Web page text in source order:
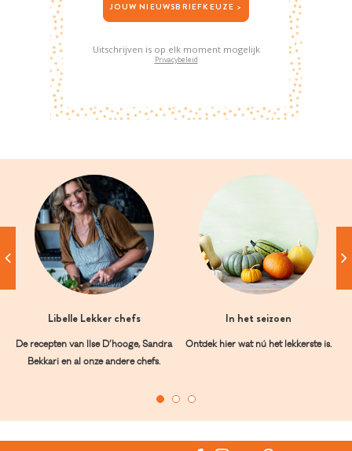
JOUW NIEUWSBRIEFKEUZE >
Uitschrijven is op elk moment mogelijk
Privacybeleid
Libelle Lekker chefs
De recepten van Ilse D’hooge, Sandra
Bekkari en al onze andere chefs.
In het seizoen
Ontdek hier wat nú het lekkerste is.